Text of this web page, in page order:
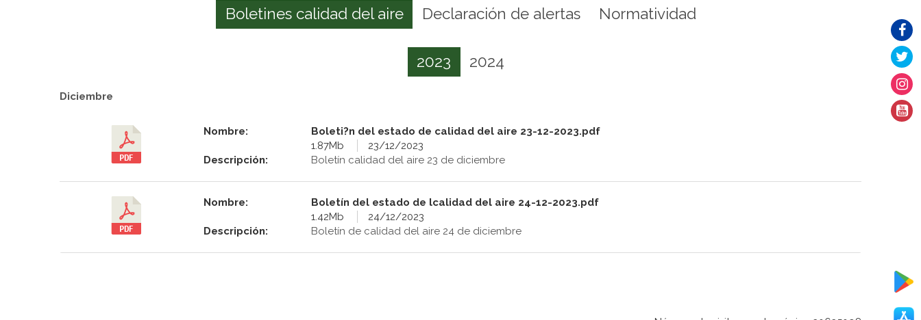
Boletines calidad del aire Declaración de alertas Normatividad
2023 2024
Diciembre
Nombre:
Boleti?n del estado de calidad del aire 23-12-2023.pdf
1.87Mb
23/12/2023
Descripción:
Boletín calidad del aire 23 de diciembre
Nombre:
Boletín del estado de lcalidad del aire 24-12-2023.pdf
1.42Mb
24/12/2023
Descripción:
Boletín de calidad del aire 24 de diciembre